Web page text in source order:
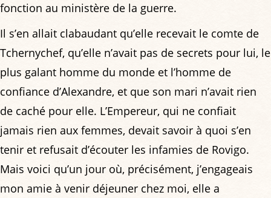
fonction au ministère de la guerre.
Il s’en allait clabaudant qu’elle recevait le comte de
Tchernychef, qu’elle n’avait pas de secrets pour lui, le
plus galant homme du monde et l’homme de
confiance d’Alexandre, et que son mari n’avait rien
de caché pour elle. L’Empereur, qui ne confiait
jamais rien aux femmes, devait savoir à quoi s’en
tenir et refusait d’écouter les infamies de Rovigo.
Mais voici qu’un jour où, précisément, j’engageais
mon amie à venir déjeuner chez moi, elle a